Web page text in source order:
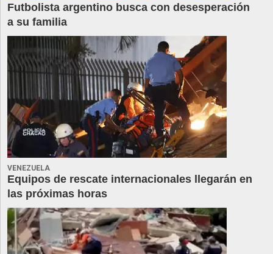
Futbolista argentino busca con desesperación
a su familia
VENEZUELA
Equipos de rescate internacionales llegarán en
las próximas horas